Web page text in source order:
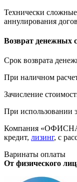
Технически
аннулирования
Возврат денежных
Срок возврата
При наличном
Зачисление
При использовании
Компания «ОФИСНАЯ
кредит, лизинг, с
Варинаты оплаты
От физического